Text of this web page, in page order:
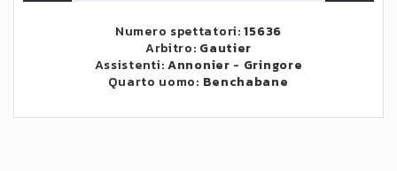
Numero spettatori:15636
Arbitro: Gautier
Assistenti:Annonier - Gringore
Quarto uomo: Benchabane